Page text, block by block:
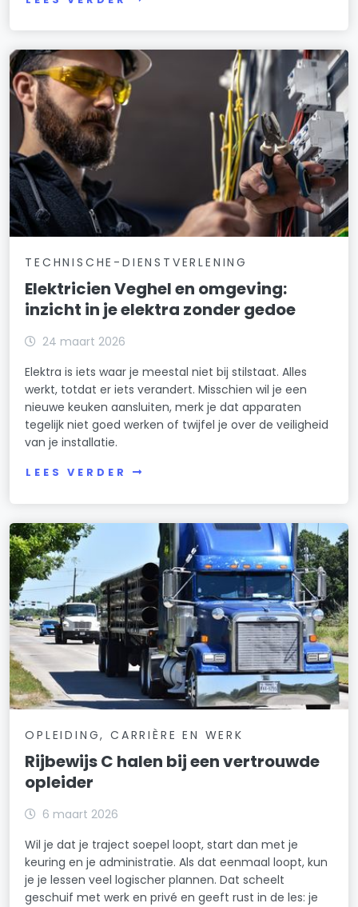
TECHNISCHE-DIENSTVERLENING
Elektricien Veghel en omgeving:
inzicht in je elektra zonder gedoe
24 maart 2026
Elektra is iets waar je meestal niet bij stilstaat. Alles
werkt, totdat er iets verandert. Misschien wil je een
nieuwe keuken aansluiten, merk je dat apparaten
tegelijk niet goed werken of twijfel je over de veiligheid
van je installatie.
LEES VERDER
OPLEIDING, CARRIÈRE EN WERK
Rijbewijs C halen bij een vertrouwde
opleider
6 maart 2026
Wil je dat je traject soepel loopt, start dan met je
keuring en je administratie. Als dat eenmaal loopt, kun
je je lessen veel logischer plannen. Dat scheelt
geschuif met werk en privé en geeft rust in de les: je